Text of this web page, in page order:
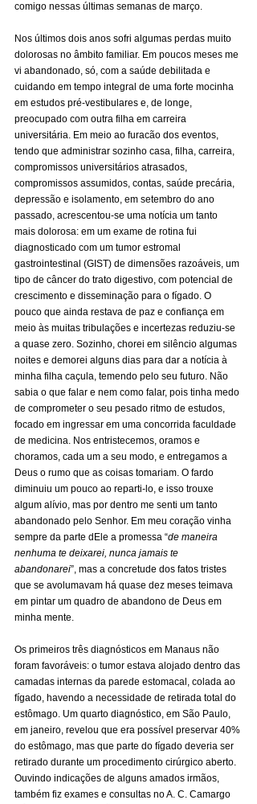
comigo nessas últimas semanas de março.
Nos últimos dois anos sofri algumas perdas muito
dolorosas no âmbito familiar. Em poucos meses me
vi abandonado, só, com a saúde debilitada e
cuidando em tempo integral de uma forte mocinha
em estudos pré-vestibulares e, de longe,
preocupado com outra filha em carreira
universitária. Em meio ao furacão dos eventos,
tendo que administrar sozinho casa, filha, carreira,
compromissos universitários atrasados,
compromissos assumidos, contas, saúde precária,
depressão e isolamento, em setembro do ano
passado, acrescentou-se uma notícia um tanto
mais dolorosa: em um exame de rotina fui
diagnosticado com um tumor estromal
gastrointestinal (GIST) de dimensões razoáveis, um
tipo de câncer do trato digestivo, com potencial de
crescimento e disseminação para o fígado. O
pouco que ainda restava de paz e confiança em
meio às muitas tribulações e incertezas reduziu-se
a quase zero. Sozinho, chorei em silêncio algumas
noites e demorei alguns dias para dar a notícia à
minha filha caçula, temendo pelo seu futuro. Não
sabia o que falar e nem como falar, pois tinha medo
de comprometer o seu pesado ritmo de estudos,
focado em ingressar em uma concorrida faculdade
de medicina. Nos entristecemos, oramos e
choramos, cada um a seu modo, e entregamos a
Deus o rumo que as coisas tomariam. O fardo
diminuiu um pouco ao reparti-lo, e isso trouxe
algum alívio, mas por dentro me senti um tanto
abandonado pelo Senhor. Em meu coração vinha
sempre da parte dEle a promessa “de maneira
nenhuma te deixarei, nunca jamais te
abandonarei”, mas a concretude dos fatos tristes
que se avolumavam há quase dez meses teimava
em pintar um quadro de abandono de Deus em
minha mente.
Os primeiros três diagnósticos em Manaus não
foram favoráveis: o tumor estava alojado dentro das
camadas internas da parede estomacal, colada ao
fígado, havendo a necessidade de retirada total do
estômago. Um quarto diagnóstico, em São Paulo,
em janeiro, revelou que era possível preservar 40%
do estômago, mas que parte do fígado deveria ser
retirado durante um procedimento cirúrgico aberto.
Ouvindo indicações de alguns amados irmãos,
também fiz exames e consultas no A. C. Camargo